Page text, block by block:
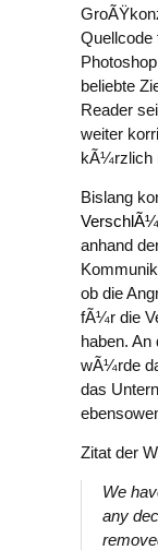
beliebte
Reader
weiter
kÃ¼rzlich
Bislang
anhand
ob die
fÃ¼r die
haben.
wÃ¼rde
das
Zitat der
We
any